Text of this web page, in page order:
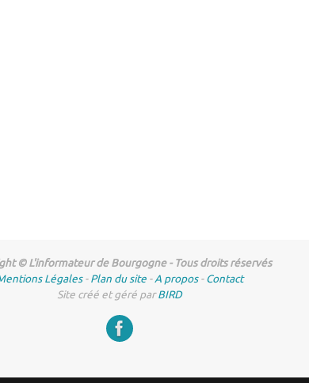
© L'informateur de Bourgogne - Tous droits réservés
Légales-Plan du site -A propos-Contact
Site créé et géré parBIRD